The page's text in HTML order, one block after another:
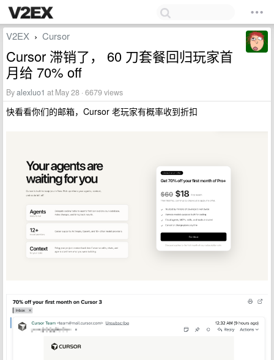
V2EX › Cursor
Cursor 滞销了， 60 刀套餐回归玩家首
月给 70% off
Byalexluo1 at May 28 · 6679 views
快看看你们的邮箱，Cursor 老玩家有概率收到折扣